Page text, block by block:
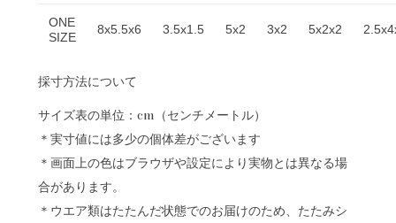
ONE
SIZE
8x5.5x6 3.5x1.5 5x2 3x2 5x2x2
採寸方法について
サイズ表の単位：cm（センチメートル）
＊実寸値には多少の個体差がございます
＊画面上の色はブラウザや設定により実物とは異なる場
合があります。
＊ウエア類はたたんだ状態でのお届けのため、たたみシ